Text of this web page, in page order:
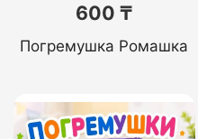
600 ₸
Погремушка Ромашка